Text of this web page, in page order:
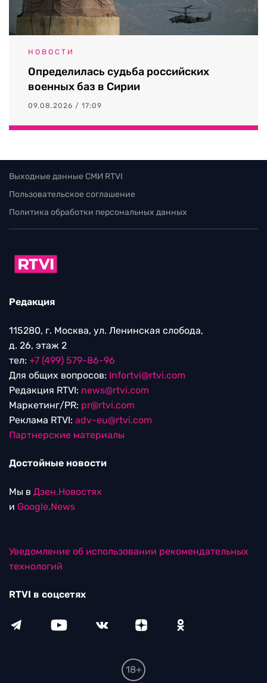
НОВОСТИ
Определилась судьба российских
военных баз в Сирии
09.08.2026 / 17:09
Выходные данные СМИ RTVI
Пользовательское соглашение
Политика обработки персональных данных
Редакция
115280, г. Москва, ул. Ленинская слобода,
д. 26, этаж 2
тел: +7 (499) 579-86-96
Для общих вопросов: Infortvi@rtvi.com
Редакция RTVI: news@rtvi.com
Маркетинг/PR: pr@rtvi.com
Реклама RTVI: adv-eu@rtvi.com
Партнерские материалы
Достойные новости
Мы в Дзен.Новостях
и Google.News
Уведомление об использовании рекомендательных
технологий
RTVI в соцсетях
18+